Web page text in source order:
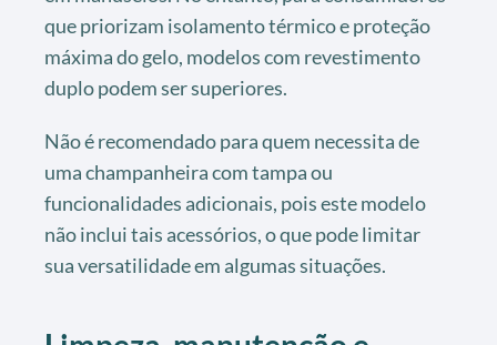
que priorizam isolamento térmico e proteção
máxima do gelo, modelos com revestimento
duplo podem ser superiores.
Não é recomendado para quem necessita de
uma champanheira com tampa ou
funcionalidades adicionais, pois este modelo
não inclui tais acessórios, o que pode limitar
sua versatilidade em algumas situações.